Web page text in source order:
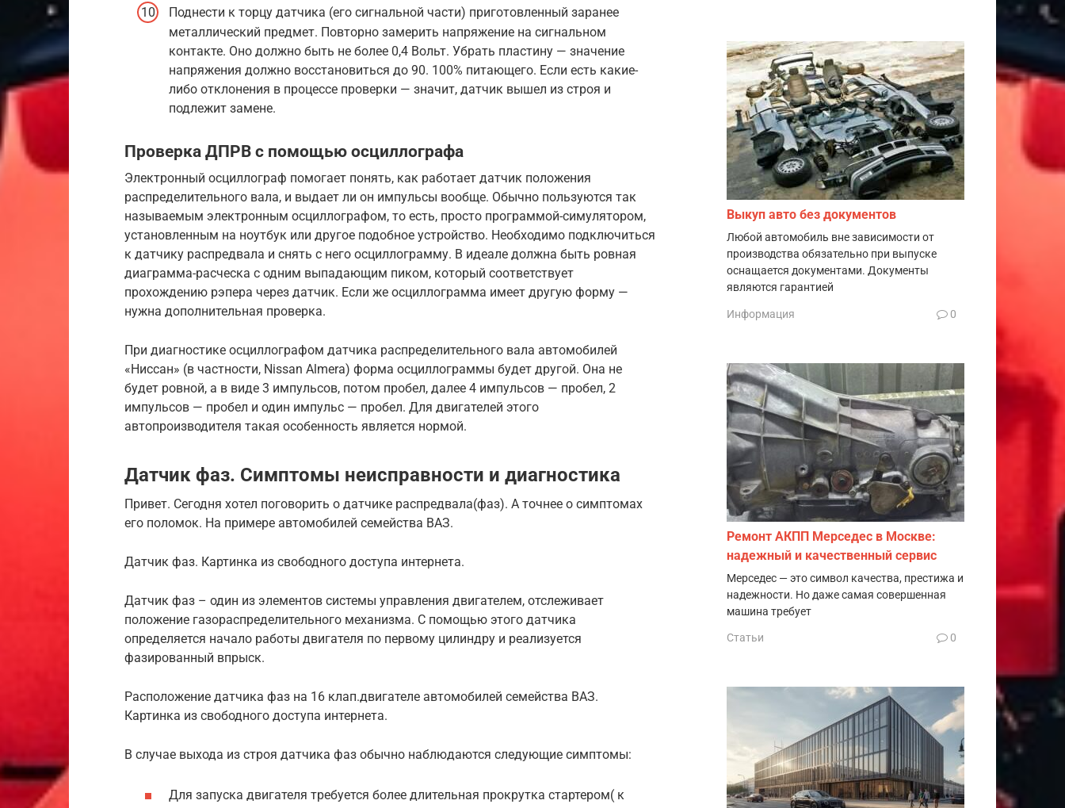
Поднести к торцу датчика (его сигнальной части) приготовленный заранее
металлический предмет. Повторно замерить напряжение на сигнальном
контакте. Оно должно быть не более 0,4 Вольт. Убрать пластину — значение
напряжения должно восстановиться до 90. 100% питающего. Если есть какие-
либо отклонения в процессе проверки — значит, датчик вышел из строя и
подлежит замене.
Проверка ДПРВ с помощью осциллографа
Электронный осциллограф помогает понять, как работает датчик положения
распределительного вала, и выдает ли он импульсы вообще. Обычно пользуются так
называемым электронным осциллографом, то есть, просто программой-симулятором,
установленным на ноутбук или другое подобное устройство. Необходимо подключиться
к датчику распредвала и снять с него осциллограмму. В идеале должна быть ровная
диаграмма-расческа с одним выпадающим пиком, который соответствует
прохождению рэпера через датчик. Если же осциллограмма имеет другую форму —
нужна дополнительная проверка.
При диагностике осциллографом датчика распределительного вала автомобилей
«Ниссан» (в частности, Nissan Almera) форма осциллограммы будет другой. Она не
будет ровной, а в виде 3 импульсов, потом пробел, далее 4 импульсов — пробел, 2
импульсов — пробел и один импульс — пробел. Для двигателей этого
автопроизводителя такая особенность является нормой.
Датчик фаз. Симптомы неисправности и диагностика
Привет. Сегодня хотел поговорить о датчике распредвала(фаз). А точнее о симптомах
его поломок. На примере автомобилей семейства ВАЗ.
Датчик фаз. Картинка из свободного доступа интернета.
Датчик фаз – один из элементов системы управления двигателем, отслеживает
положение газораспределительного механизма. С помощью этого датчика
определяется начало работы двигателя по первому цилиндру и реализуется
фазированный впрыск.
Расположение датчика фаз на 16 клап.двигателе автомобилей семейства ВАЗ.
Картинка из свободного доступа интернета.
В случае выхода из строя датчика фаз обычно наблюдаются следующие симптомы:
Для запуска двигателя требуется более длительная прокрутка стартером( к
Выкуп авто без документов
Любой автомобиль вне зависимости от
производства обязательно при выпуске
оснащается документами. Документы
являются гарантией
Информация 0
Ремонт АКПП Мерседес в Москве:
надежный и качественный сервис
Мерседес — это символ качества, престижа и
надежности. Но даже самая совершенная
машина требует
Статьи 0